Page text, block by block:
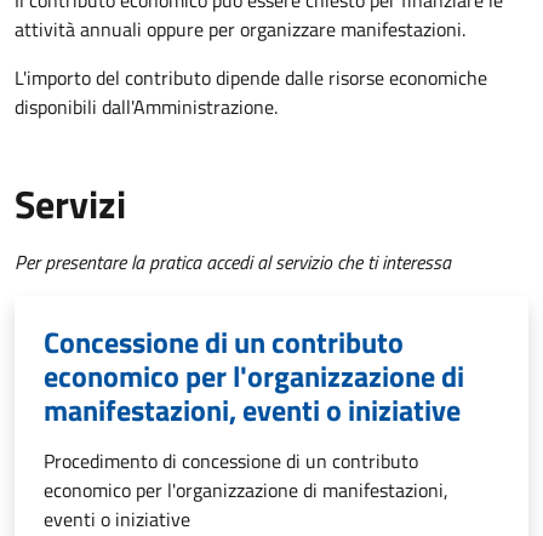
attività annuali oppure per organizzare manifestazioni.
L'importo del contributo dipende dalle risorse economiche
disponibili dall'Amministrazione.
Servizi
Per presentare la pratica accedi al servizio che ti interessa
Concessione di un contributo
economico per l'organizzazione di
manifestazioni, eventi o iniziative
Procedimento di concessione di un contributo
economico per l'organizzazione di manifestazioni,
eventi o iniziative